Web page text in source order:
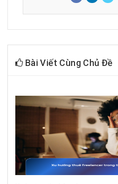
Bài Viết Cùng Chủ Đề